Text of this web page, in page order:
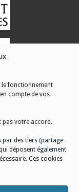
le fonctionnement
compte de vos
pas votre accord.
par des tiers (partage
déposent également
Ces cookies